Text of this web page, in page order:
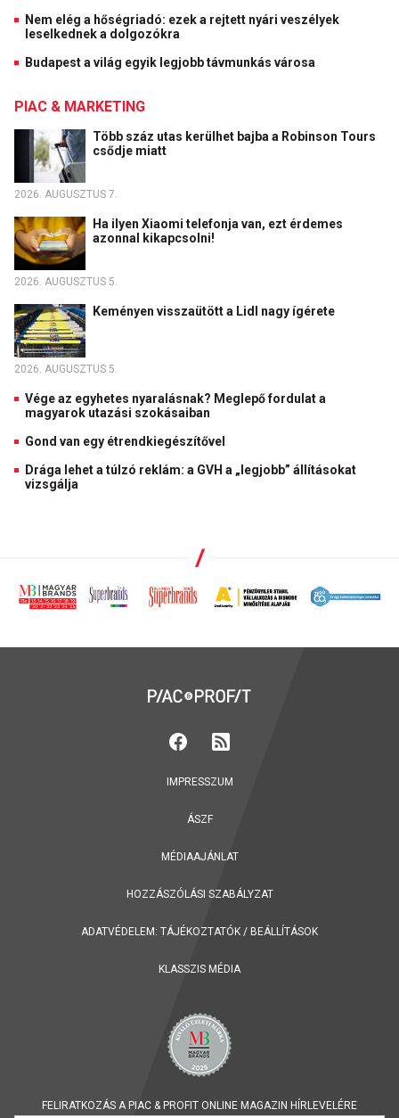
Nem elég a hőségriadó: ezek a rejtett nyári veszélyek
leselkednek a dolgozókra
Budapest a világ egyik legjobb távmunkás városa
PIAC & MARKETING
Több száz utas kerülhet bajba a Robinson Tours
csődje miatt
2026. AUGUSZTUS 7.
Ha ilyen Xiaomi telefonja van, ezt érdemes
azonnal kikapcsolni!
2026. AUGUSZTUS 5.
Keményen visszaütött a Lidl nagy ígérete
2026. AUGUSZTUS 5.
Vége az egyhetes nyaralásnak? Meglepő fordulat a
magyarok utazási szokásaiban
Gond van egy étrendkiegészítővel
Drága lehet a túlzó reklám: a GVH a „legjobb” állításokat
vizsgálja
IMPRESSZUM
ÁSZF
MÉDIAAJÁNLAT
HOZZÁSZÓLÁSI SZABÁLYZAT
ADATVÉDELEM: TÁJÉKOZTATÓK / BEÁLLÍTÁSOK
KLASSZIS MÉDIA
FELIRATKOZÁS A PIAC & PROFIT ONLINE MAGAZIN HÍRLEVELÉRE